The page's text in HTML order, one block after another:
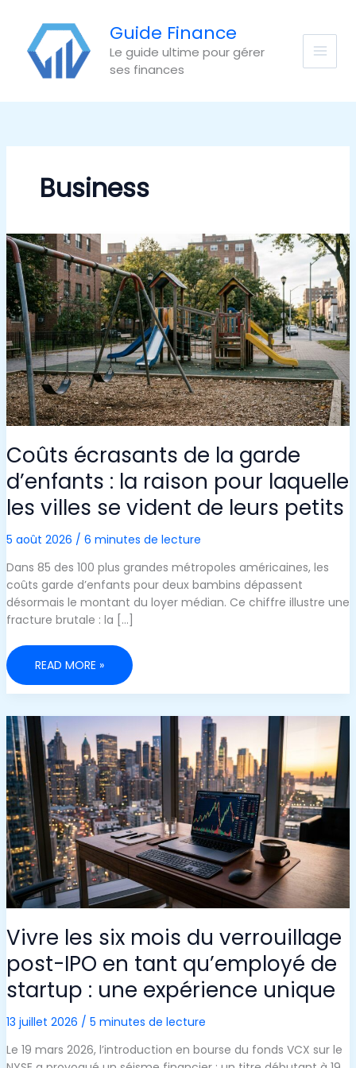
contenu
Guide Finance
Le guide ultime pour gérer
ses finances
Business
Coûts écrasants de la garde
d’enfants : la raison pour laquelle
les villes se vident de leurs petits
5 août 2026 / 6 minutes de lecture
Dans 85 des 100 plus grandes métropoles américaines, les
coûts garde d’enfants pour deux bambins dépassent
désormais le montant du loyer médian. Ce chiffre illustre une
fracture brutale : la […]
COÛTS
DE
LA
D’ENFANTS
LA
RAISON
POUR
LAQUELLE
LES
VILLES
SE
VIDENT
DE
LEURS
PETITS
READ MORE »
Vivre les six mois du verrouillage
post-IPO en tant qu’employé de
startup : une expérience unique
13 juillet 2026 / 5 minutes de lecture
Le 19 mars 2026, l’introduction en bourse du fonds VCX sur le